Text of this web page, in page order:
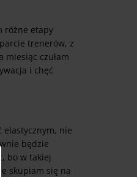
różne etapy
trenerów, z
miesiąc czułam
i chęć
elastycznym, nie
będzie
bo w takiej
skupiam się na